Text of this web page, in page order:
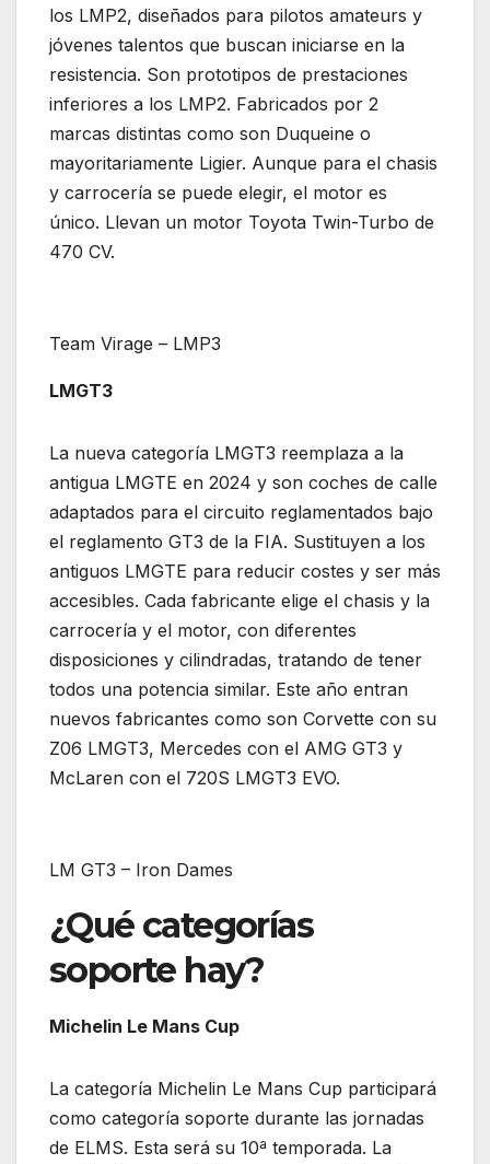
los LMP2, diseñados para pilotos amateurs y
jóvenes talentos que buscan iniciarse en la
resistencia. Son prototipos de prestaciones
inferiores a los LMP2. Fabricados por 2
marcas distintas como son Duqueine o
mayoritariamente Ligier. Aunque para el chasis
y carrocería se puede elegir, el motor es
único. Llevan un motor Toyota Twin-Turbo de
470 CV.
Team Virage – LMP3
LMGT3
La nueva categoría LMGT3 reemplaza a la
antigua LMGTE en 2024 y son coches de calle
adaptados para el circuito reglamentados bajo
el reglamento GT3 de la FIA. Sustituyen a los
antiguos LMGTE para reducir costes y ser más
accesibles. Cada fabricante elige el chasis y la
carrocería y el motor, con diferentes
disposiciones y cilindradas, tratando de tener
todos una potencia similar. Este año entran
nuevos fabricantes como son Corvette con su
Z06 LMGT3, Mercedes con el AMG GT3 y
McLaren con el 720S LMGT3 EVO.
LM GT3 – Iron Dames
¿Qué categorías
soporte hay?
Michelin Le Mans Cup
La categoría Michelin Le Mans Cup participará
como categoría soporte durante las jornadas
de ELMS. Esta será su 10ª temporada. La